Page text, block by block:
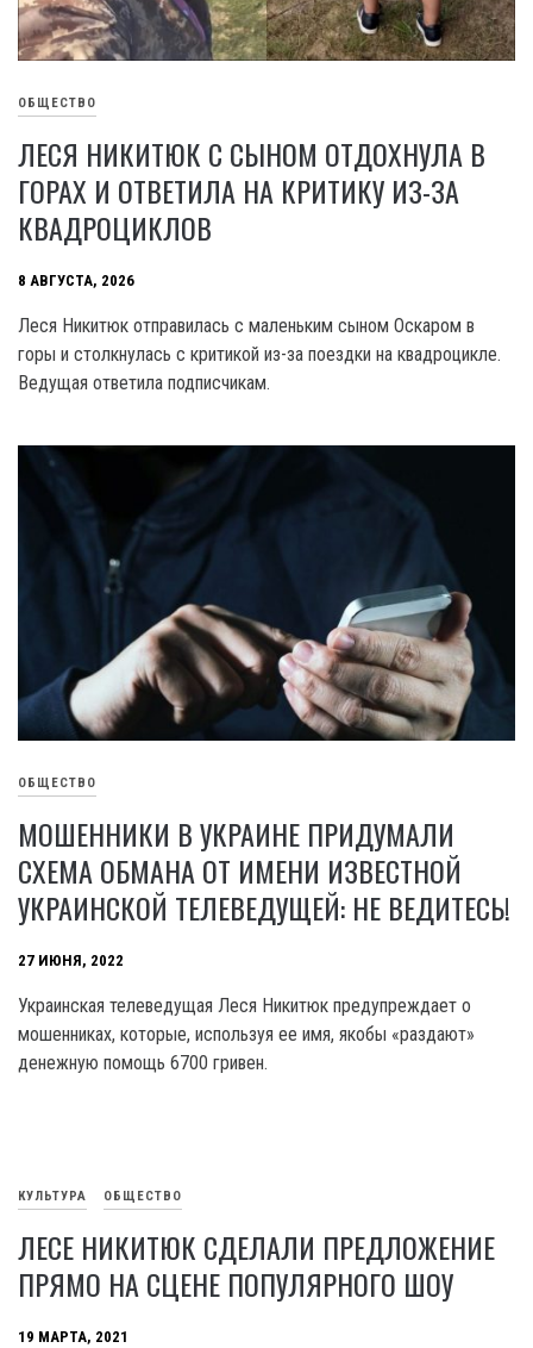
ОБЩЕСТВО
ЛЕСЯ НИКИТЮК С СЫНОМ ОТДОХНУЛА В
ГОРАХ И ОТВЕТИЛА НА КРИТИКУ ИЗ-ЗА
КВАДРОЦИКЛОВ
8 АВГУСТА, 2026
Леся Никитюк отправилась с маленьким сыном Оскаром в
горы и столкнулась с критикой из-за поездки на квадроцикле.
Ведущая ответила подписчикам.
ОБЩЕСТВО
МОШЕННИКИ В УКРАИНЕ ПРИДУМАЛИ
СХЕМА ОБМАНА ОТ ИМЕНИ ИЗВЕСТНОЙ
УКРАИНСКОЙ ТЕЛЕВЕДУЩЕЙ: НЕ ВЕДИТЕСЬ!
27 ИЮНЯ, 2022
Украинская телеведущая Леся Никитюк предупреждает о
мошенниках, которые, используя ее имя, якобы «раздают»
денежную помощь 6700 гривен.
КУЛЬТУРА ОБЩЕСТВО
ЛЕСЕ НИКИТЮК СДЕЛАЛИ ПРЕДЛОЖЕНИЕ
ПРЯМО НА СЦЕНЕ ПОПУЛЯРНОГО ШОУ
19 МАРТА, 2021